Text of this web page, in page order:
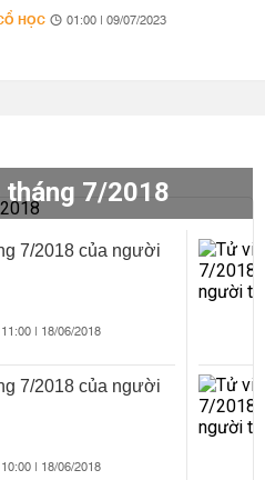
HỌC 01:00 | 09/07/2023
7/2018
7/2018 của người
11:00 | 18/06/2018
7/2018 của người
10:00 | 18/06/2018